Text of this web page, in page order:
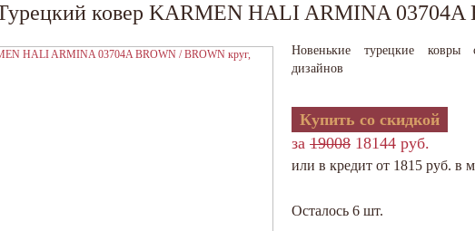
ковер KARMEN HALI ARMINA 03704A
Новенькие турецкие ковры
дизайнов
Купить со скидкой
за 19008 18144 руб.
или в кредит от 1815 руб. в
Осталось 6 шт.